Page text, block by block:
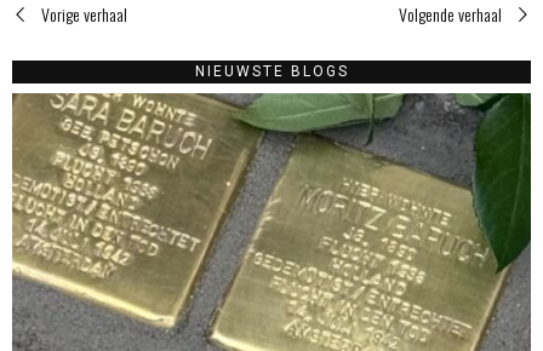
Vorige verhaal Volgende verhaal
NIEUWSTE BLOGS